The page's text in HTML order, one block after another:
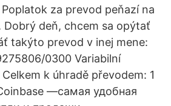
za prevod peňazí na
Dobrý deň, chcem sa opýtať
takýto prevod v inej mene:
0300 Variabilní
k úhradě převodem: 1
—самая удобная